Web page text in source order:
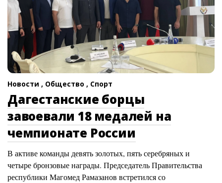
Новости , Общество , Спорт
Дагестанские борцы
завоевали 18 медалей на
чемпионате России
В активе команды девять золотых, пять серебряных и
четыре бронзовые награды. Председатель Правительства
республики Магомед Рамазанов встретился со